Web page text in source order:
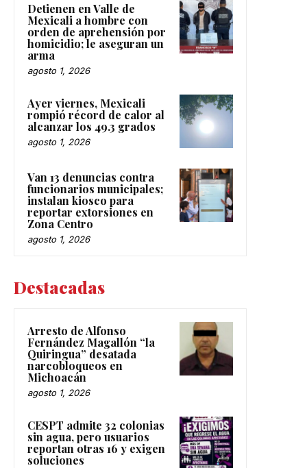
Detienen en Valle de
Mexicali a hombre con
orden de aprehensión por
homicidio; le aseguran un
arma
agosto 1, 2026
Ayer viernes, Mexicali
rompió récord de calor al
alcanzar los 49.3 grados
agosto 1, 2026
Van 13 denuncias contra
funcionarios municipales;
instalan kiosco para
reportar extorsiones en
Zona Centro
agosto 1, 2026
Destacadas
Arresto de Alfonso
Fernández Magallón “la
Quiringua” desatada
narcobloqueos en
Michoacán
agosto 1, 2026
CESPT admite 32 colonias
sin agua, pero usuarios
reportan otras 16 y exigen
soluciones